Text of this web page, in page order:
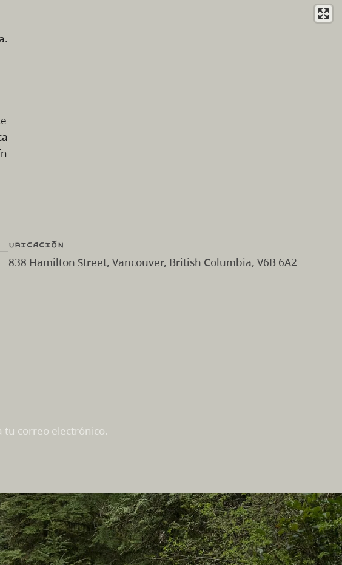
Ubicación
838 Hamilton Street, Vancouver, British Columbia, V6B 6A2
tu correo electrónico.